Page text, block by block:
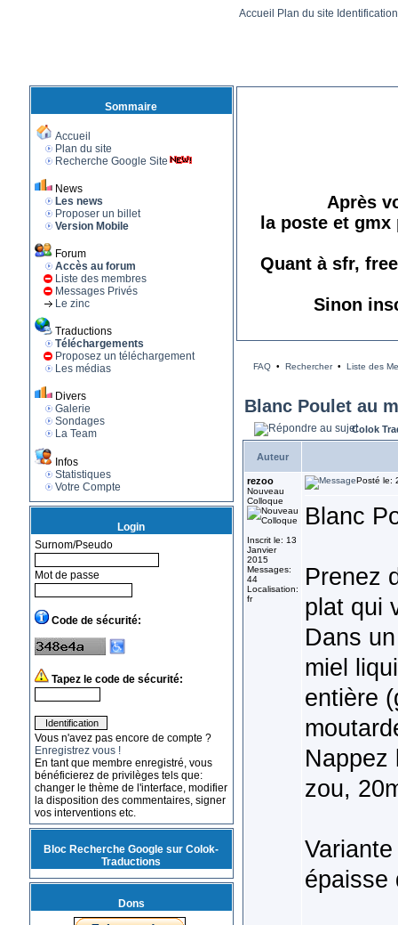
Accueil Plan du site
Sommaire
Accueil
Plan du site
Recherche Google Site
News
Les news
Proposer un billet
Version Mobile
Forum
Accès au forum
Liste des membres
Messages Privés
Le zinc
Traductions
Téléchargements
Proposez un téléchargement
Les médias
Divers
Galerie
Sondages
La Team
Infos
Statistiques
Votre Compte
Login
Surnom/Pseudo
Mot de passe
Code de sécurité:
Tapez le code de sécurité:
Vous n'avez pas encore de compte ?
Enregistrez vous !
En tant que membre enregistré, vous
bénéficierez de privilèges tels que:
changer le thème de l'interface, modifier
la disposition des commentaires, signer
vos interventions etc.
Bloc Recherche Google sur Colok-
Traductions
Dons
Après
la poste et
Quant à sfr,
Sinon
FAQ• Rechercher• Liste des
Blanc Poulet au
Colok
Auteur
rezoo
Nouveau
Colloque
Inscrit le: 13
Janvier
2015
Messages:
44
Localisation:
fr
Posté le:
Blanc
Prenez
plat qui
Dans
miel
entière
Nappez
zou,
épaisse